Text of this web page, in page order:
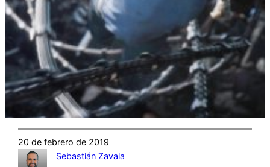
20 de febrero de 2019
Sebastián Zavala